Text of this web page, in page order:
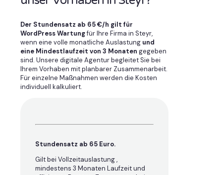
Der Stundensatz ab 65 €/h gilt für
WordPress Wartungfür Ihre Firma in Steyr,
wenn eine volle monatliche Auslastung und
eine Mindestlaufzeit von 3 Monaten gegeben
sind. Unsere digitale Agentur begleitet Sie bei
Ihrem Vorhaben mit planbarer Zusammenarbeit.
Für einzelne Maßnahmen werden die Kosten
individuell kalkuliert.
Stundensatz ab 65 Euro.
Gilt bei Vollzeitauslastung ,
mindestens 3 Monaten Laufzeit und